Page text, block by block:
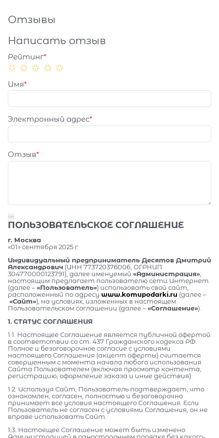
Отзывы
Написать отзыв
Рейтинг
Имя
Электронный адрес
Отзыв
ПОЛЬЗОВАТЕЛЬСКОЕ СОГЛАШЕНИЕ
г. Москва
«01» сентября 2025 г.
Индивидуальный предприниматель Десятов Дмитрий
Александрович (ИНН 773720376006, ОГРНИП
304770000123791), далее именуемый «Администрация»
настоящим предлагает пользователю сети Интернет
(далее –«Пользователь») использовать свой сайт,
расположенный по адресу www.komupodarki.ru (далее –
«Сайт»), на условиях, изложенных в настоящем
Пользовательском соглашении (далее –«Соглашение»).
1. СТАТУС СОГЛАШЕНИЯ
1.1. Настоящее Соглашение является публичной офертой
в соответствии со ст. 437 Гражданского кодекса РФ.
Полное и безоговорочное согласие с условиями
настоящего Соглашения (акцепт оферты) считается
совершенным с момента начала любого использования
Сайта Пользователем (включая просмотр контента,
регистрацию, оформление заказа и иные действия).
1.2. Используя Сайт, Пользователь подтверждает, что
ознакомлен, согласен, полностью и безоговорочно
принимает все условия настоящего Соглашения. Если
Пользователь не согласен с условиями Соглашения, он не
вправе использовать Сайт.
1.3. Настоящее Соглашение может быть изменено
Администрацией в одностороннем порядке без какого-